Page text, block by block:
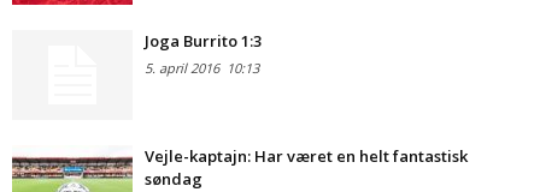
Joga Burrito 1:3
5. april 201610:13
Vejle-kaptajn: Har været en helt fantastisk
søndag